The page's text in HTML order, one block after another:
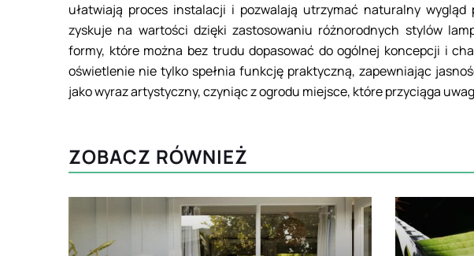
ułatwiają proces instalacji i pozwalają utrzymać naturalny wygląd
zyskuje na wartości dzięki zastosowaniu różnorodnych stylów
formy, które można bez trudu dopasować do ogólnej koncepcji i
oświetlenie nie tylko spełnia funkcję praktyczną, zapewniając
jako wyraz artystyczny, czyniąc z ogrodu miejsce, które przyciąga
ZOBACZ RÓWNIEŻ